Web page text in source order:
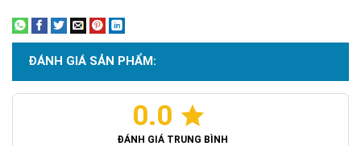
ĐÁNH GIÁ SẢN PHẨM:
0.0
ĐÁNH GIÁ TRUNG BÌNH